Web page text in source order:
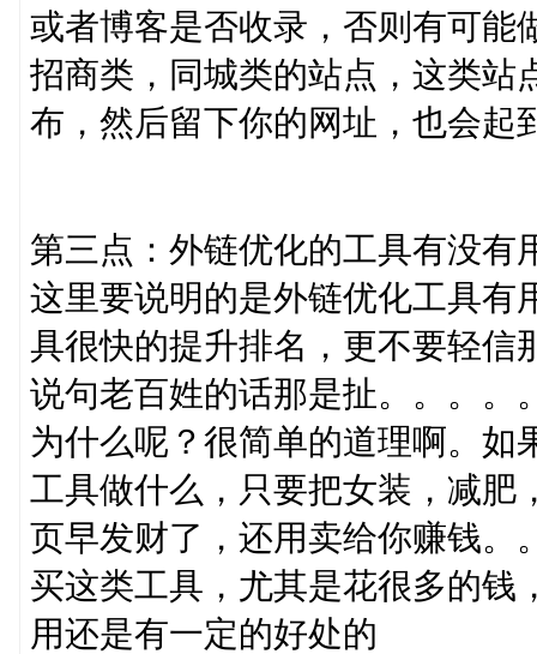
或者博客是否收录，否则有可能
招商类，同城类的站点，这类站
布，然后留下你的网址，也会起
第三点：外链优化的工具有没有
这里要说明的是外链优化工具有
具很快的提升排名，更不要轻信
说句老百姓的话那是扯。。。。
为什么呢？很简单的道理啊。如
工具做什么，只要把女装，减肥
页早发财了，还用卖给你赚钱。
买这类工具，尤其是花很多的钱
用还是有一定的好处的